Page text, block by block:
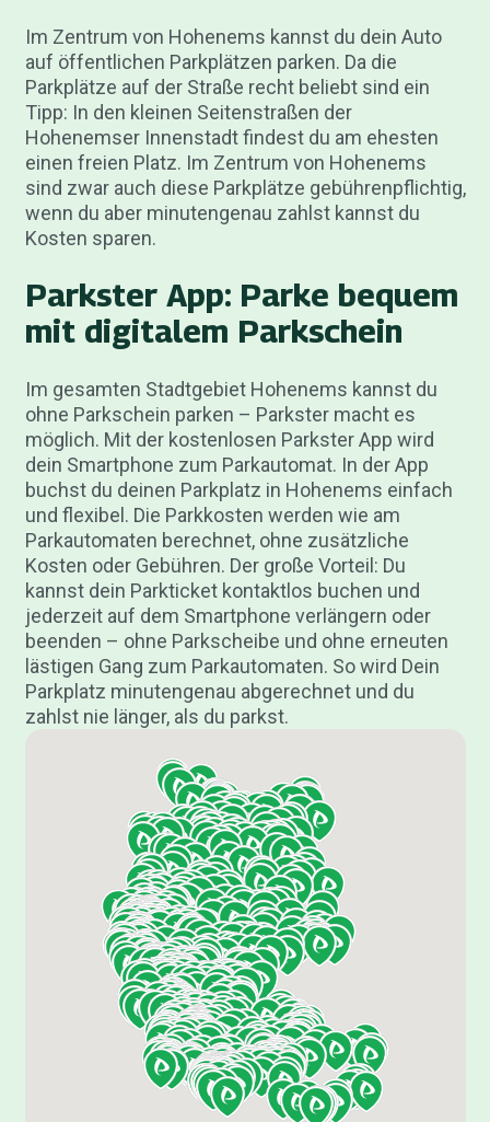
Im Zentrum von Hohenems kannst du dein Auto
auf öffentlichen Parkplätzen parken. Da die
Parkplätze auf der Straße recht beliebt sind ein
Tipp: In den kleinen Seitenstraßen der
Hohenemser Innenstadt findest du am ehesten
einen freien Platz. Im Zentrum von Hohenems
sind zwar auch diese Parkplätze gebührenpflichtig,
wenn du aber minutengenau zahlst kannst du
Kosten sparen.
Parkster App: Parke bequem
mit digitalem Parkschein
Im gesamten Stadtgebiet Hohenems kannst du
ohne Parkschein parken – Parkster macht es
möglich. Mit der kostenlosen Parkster App wird
dein Smartphone zum Parkautomat. In der App
buchst du deinen Parkplatz in Hohenems einfach
und flexibel. Die Parkkosten werden wie am
Parkautomaten berechnet, ohne zusätzliche
Kosten oder Gebühren. Der große Vorteil: Du
kannst dein Parkticket kontaktlos buchen und
jederzeit auf dem Smartphone verlängern oder
beenden – ohne Parkscheibe und ohne erneuten
lästigen Gang zum Parkautomaten. So wird Dein
Parkplatz minutengenau abgerechnet und du
zahlst nie länger, als du parkst.